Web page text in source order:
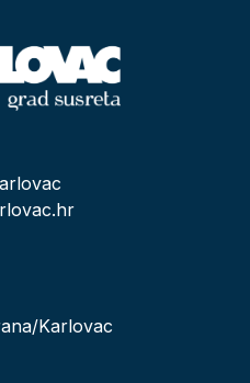
Karlovac